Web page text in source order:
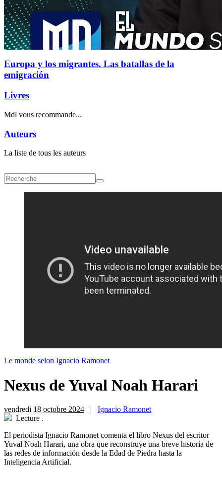
Europa y los migrantes. Las batallas de la
emigración
Livres
Mdl vous recommande...
Auteurs
La liste de tous les auteurs
Le monde selon Ignacio Ramonet
Nexus de Yuval Noah Harari
vendredi 18 octobre 2024 | Ignacio Ramonet
Lecture .
El periodista Ignacio Ramonet comenta el libro Nexus del escritor
Yuval Noah Harari, una obra que reconstruye una breve historia de
las redes de información desde la Edad de Piedra hasta la
Inteligencia Artificial.